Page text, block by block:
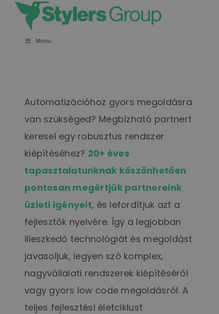
Skip
content
Menu
Automatizációhoz gyors megoldásra
van szükséged? Megbízható partnert
keresel egy robusztus rendszer
kiépítéséhez? 20+ éves
tapasztalatunknak köszönhetően
pontosan megértjük partnereink
üzleti igényeit, és lefordítjuk azt a
fejlesztők nyelvére. Így a legjobban
illeszkedő technológiát és megoldást
javasoljuk, legyen szó komplex,
nagyvállalati rendszerek kiépítéséről
vagy gyors low code megoldásról. A
teljes fejlesztési életciklust